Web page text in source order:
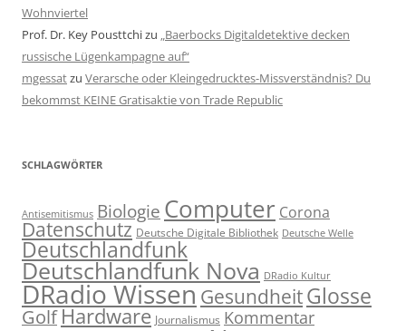
Wohnviertel
Prof. Dr. Key Pousttchizu „Baerbocks Digitaldetektive decken
russische Lügenkampagne auf“
mgessatzu Verarsche oder Kleingedrucktes-Missverständnis? Du
bekommst KEINE Gratisaktie von Trade Republic
SCHLAGWÖRTER
Antisemitismus Biologie Computer Corona
Datenschutz Deutsche Digitale Bibliothek Deutsche Welle
Deutschlandfunk
Deutschlandfunk Nova DRadio Kultur
DRadio WissenGesundheitGlosse
GolfHardware Journalismus Kommentar